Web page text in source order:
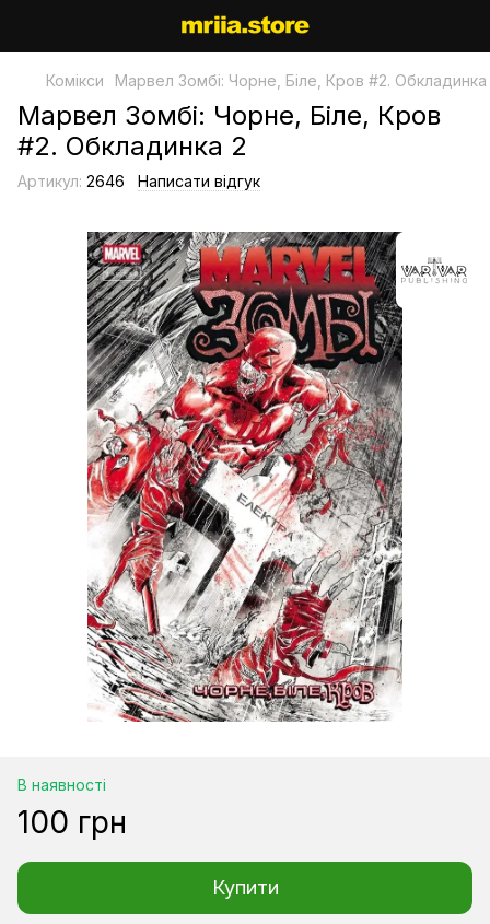
Комікси Марвел Зомбі: Чорне, Біле, Кров #2. Обкладинка
Марвел Зомбі: Чорне, Біле, Кров
#2. Обкладинка 2
Артикул: 2646 Написати відгук
В наявності
100 грн
Купити